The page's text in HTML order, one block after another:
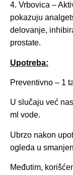
4. Vrbovica –
pokazuju
delovanje,
prostate.
Upotreba:
Preventivno – 1
U slučaju već
ml vode.
Ubrzo nakon
ogleda u
Međutim,